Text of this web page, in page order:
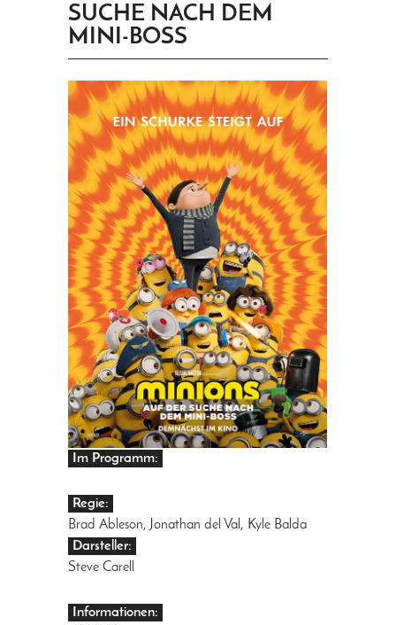
SUCHE NACH DEM
MINI-BOSS
Im Programm:
Regie:
Brad Ableson, Jonathan del Val, Kyle Balda
Darsteller:
Steve Carell
Informationen: